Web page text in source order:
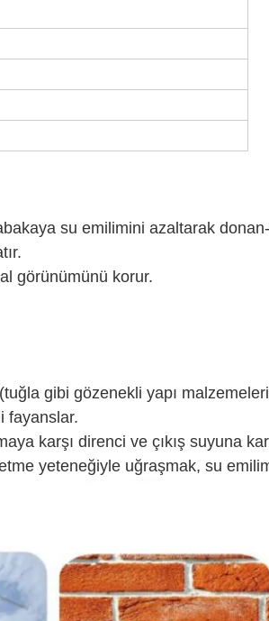
su emilimini azaltarak
görünümünü korur.
gibi gözenekli yapı
fayanslar.
karşı direnci ve çıkış suyuna
yeteneğiyle uğraşmak, su